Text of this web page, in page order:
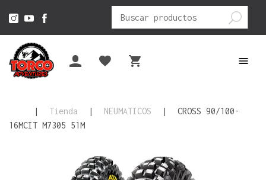
Buscar
por:
| Tienda | NEUMATICOS |
CROSS 90/100-
16MCIT M7305 51M